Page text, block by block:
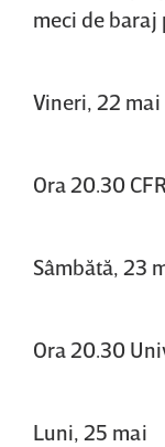
meci de baraj
Vineri, 22 mai
Ora 20.30
Sâmbătă, 23
Ora 20.30
Luni, 25 mai